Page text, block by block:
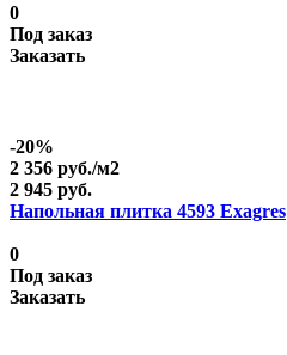
0
Под заказ
Заказать
-20%
2 356 руб./м2
2 945 руб.
Напольная плитка 4593 Exagres
0
Под заказ
Заказать